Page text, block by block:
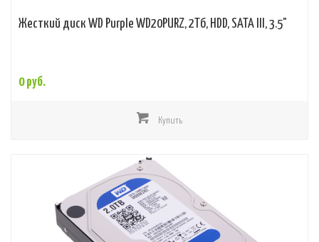
Жесткий диск WD Purple WD20PURZ, 2Тб, HDD, SATA III, 3.5"
0 руб.
Купить